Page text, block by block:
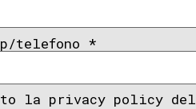
telefono *
la privacy policy del